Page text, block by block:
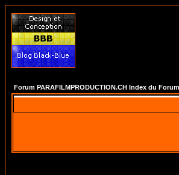
Forum PARAFILMPRODUCTION.CH Index du Forum